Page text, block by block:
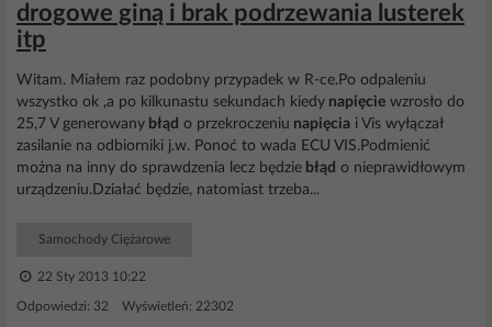
drogowe giną i brak podrzewania lusterek
itp
Witam. Miałem raz podobny przypadek w R-ce.Po odpaleniu
wszystko ok ,a po kilkunastu sekundach kiedy napięcie wzrosło do
25,7 V generowany błąd o przekroczeniu napięcia i Vis wyłączał
zasilanie na odbiorniki j.w. Ponoć to wada ECU VIS.Podmienić
można na inny do sprawdzenia lecz będzie błąd o nieprawidłowym
urządzeniu.Działać będzie, natomiast trzeba...
Samochody Ciężarowe
22 Sty 2013 10:22
Odpowiedzi: 32 Wyświetleń: 22302